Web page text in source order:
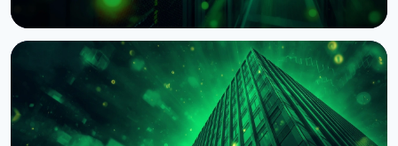
НОВОСТЬ
BNY Mellon запускает стейкинг для
институциональных клиентов вместе с Galaxy
4 августа 2026 г. 4 мин чтения